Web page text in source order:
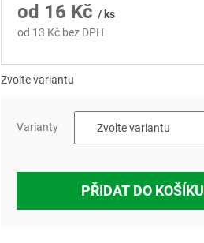
od 16 Kč / ks
od 13 Kčbez DPH
Zvolte variantu
Varianty
PŘIDAT DO KOŠÍKU